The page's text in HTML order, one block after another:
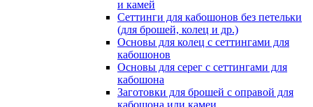
и камей
Сеттинги для кабошонов без петельки
(для брошей, колец и др.)
Основы для колец с сеттингами для
кабошонов
Основы для серег с сеттингами для
кабошона
Заготовки для брошей с оправой для
кабошона или камеи